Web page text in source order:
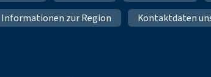
Informationen zur Region Kontaktdaten